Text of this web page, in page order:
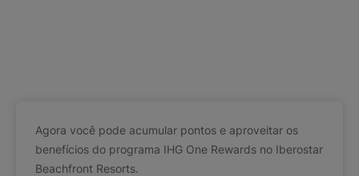
Agora você pode acumular pontos e aproveitar os
benefícios do programa IHG One Rewards no Iberostar
Beachfront Resorts.